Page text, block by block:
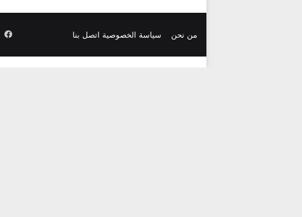
من نحن سياسة الخصوصية اتصل بنا